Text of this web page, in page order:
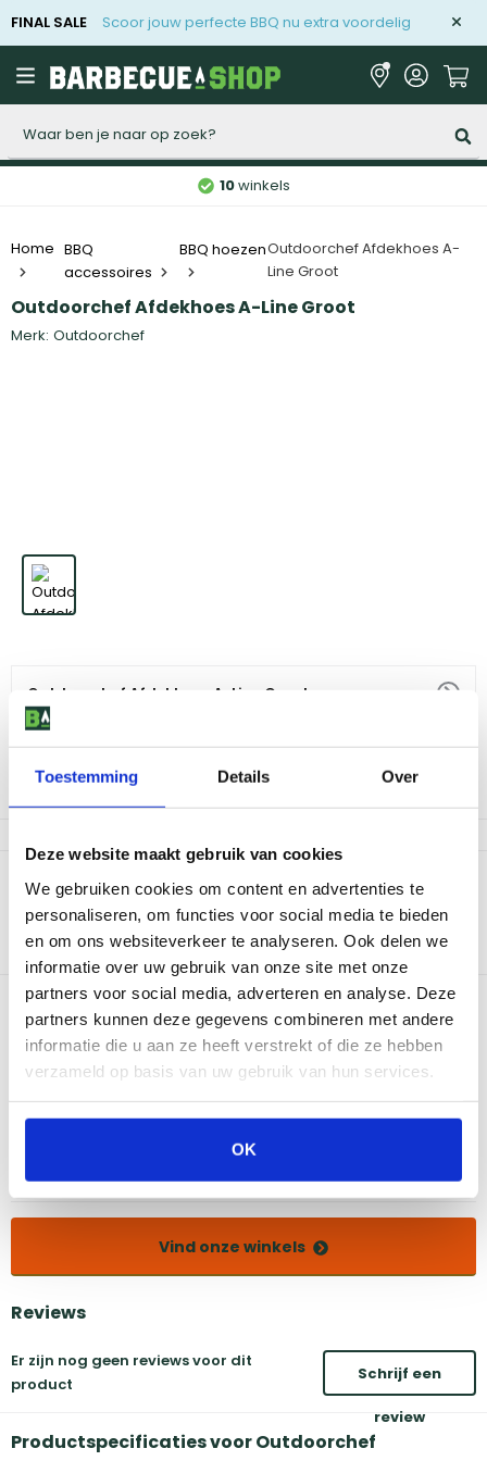
Toestemming Details Over
Deze website maakt gebruik van cookies
We gebruiken cookies om content en advertenties te
personaliseren, om functies voor social media te bieden
en om ons websiteverkeer te analyseren. Ook delen we
informatie over uw gebruik van onze site met onze
partners voor social media, adverteren en analyse. Deze
partners kunnen deze gegevens combineren met andere
informatie die u aan ze heeft verstrekt of die ze hebben
verzameld op basis van uw gebruik van hun services.
OK
FINAL SALE Scoor jouw perfecte BBQ nu extra voordelig
10winkels
Home BBQ
accessoires
BBQ hoezenOutdoorchef Afdekhoes A-
Line Groot
Outdoorchef Afdekhoes A-Line Groot
Merk: Outdoorchef
Outdoorchef Afdekhoes A-Line Groot
59,-
Productomschrijving
Met de Outdoorchef Afdekhoes A-Line Medium bescherm je jouw
Australia tegen alle weersinvloeden. Daarnaast bescherm je de
BBQ ook nog eens tegen vuil en krassen, ideaal dus!
Bekijk dit product in onze winkels
Amsterdam
Breda
Duiven
Eindhoven
Groningen
Vind onze winkels
Reviews
Er zijn nog geen reviews voor dit
product
Schrijf een
review
Productspecificaties voor Outdoorchef